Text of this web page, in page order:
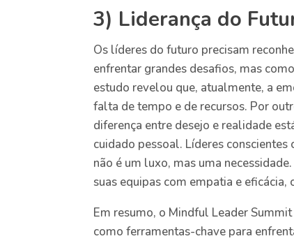
3) Liderança do
Os líderes do futuro precisam
enfrentar grandes desafios, mas
estudo revelou que, atualmente, a
falta de tempo e de recursos. Por
diferença entre desejo e realidade
cuidado pessoal. Líderes
não é um luxo, mas uma
suas equipas com empatia e
Em resumo, o Mindful Leader
como ferramentas-chave para